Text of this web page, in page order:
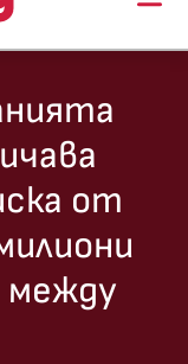
от
между